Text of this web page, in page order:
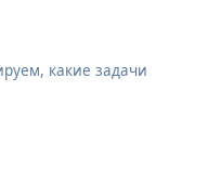
какие задачи